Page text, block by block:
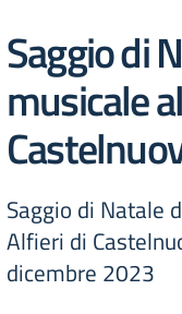
Saggio di
musicale
Saggio di Natale
Alfieri di
dicembre 2023